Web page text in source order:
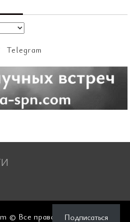
Telegram
© Все права защищены
Подписаться